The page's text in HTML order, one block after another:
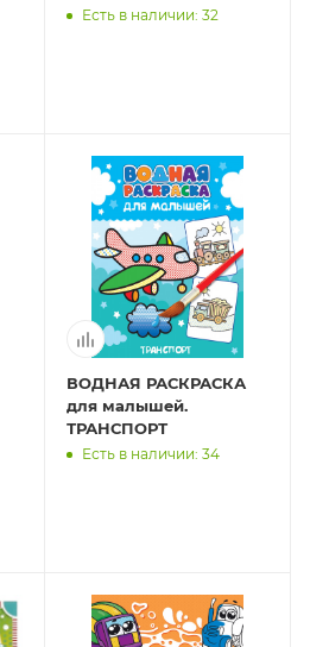
Есть в наличии: 32
ВОДНАЯ РАСКРАСКА
для малышей.
ТРАНСПОРТ
Есть в наличии: 34